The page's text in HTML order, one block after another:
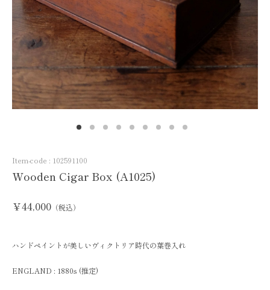
Item-code : 102591100
Wooden Cigar Box (A1025)
￥44,000 （税込）
ハンドペイントが美しいヴィクトリア時代の葉巻入れ
ENGLAND : 1880s (推定)